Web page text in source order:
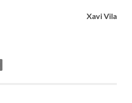
Xavi Vila